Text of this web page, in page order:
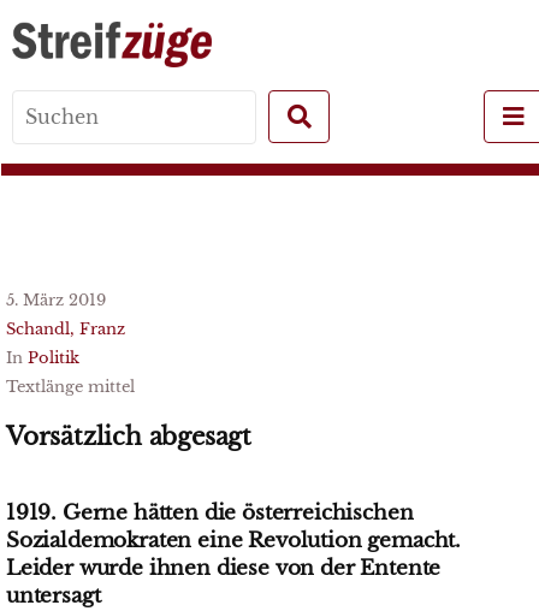
for:
5. März 2019
Schandl, Franz
In Politik
Textlänge mittel
Vorsätzlich abgesagt
1919. Gerne hätten die österreichischen
Sozialdemokraten eine Revolution gemacht.
Leider wurde ihnen diese von der Entente
untersagt